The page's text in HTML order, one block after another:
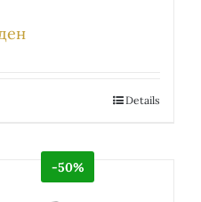
Current
8,000.00 ден.
Details
-50%